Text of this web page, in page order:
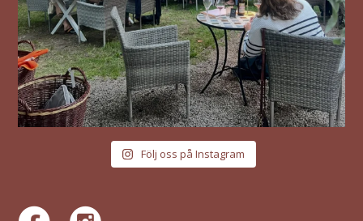
Följ oss på Instagram